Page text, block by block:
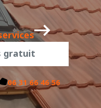
gratuit
06 31 66 46 56